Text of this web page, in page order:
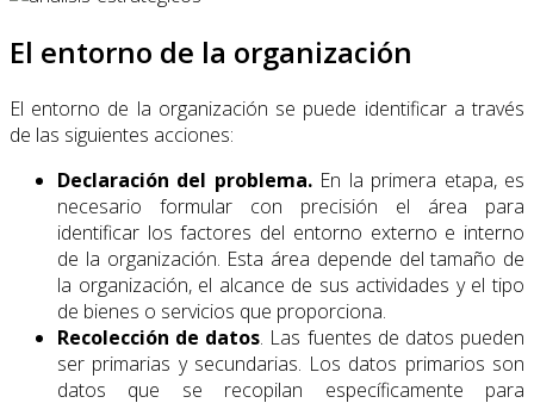
El entorno de la organización
El entorno de la organización se puede identificar a través
de las siguientes acciones:
Declaración del problema.En la primera etapa, es
necesario formular con precisión el área para
identificar los factores del entorno externo e interno
de la organización. Esta área depende del tamaño de
la organización, el alcance de sus actividades y el tipo
de bienes o servicios que proporciona.
Recolección de datos. Las fuentes de datos pueden
ser primarias y secundarias. Los datos primarios son
datos que se recopilan específicamente para